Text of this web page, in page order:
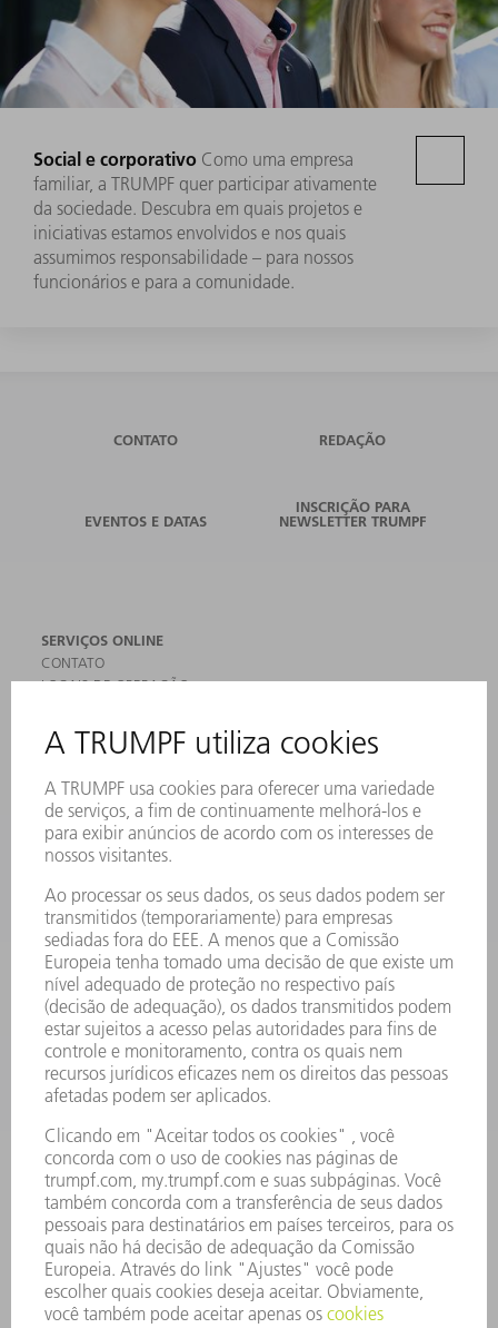
Social e corporativo Como uma empresa
familiar, a TRUMPF quer participar ativamente
da sociedade. Descubra em quais projetos e
iniciativas estamos envolvidos e nos quais
assumimos responsabilidade – para nossos
funcionários e para a comunidade.
CONTATO REDAÇÃO
EVENTOS E DATAS
INSCRIÇÃO PARA
NEWSLETTER TRUMPF
SERVIÇOS ONLINE
CONTATO
LOCAIS DE OPERAÇÃO
ASSINATURA DA NEWSLETTER
FICHAS DE DADOS DE SEGURANÇA
MÁQUINAS & SISTEMAS
LASER
ELETRÔNICA DE POTÊNCIA
FERRAMENTAS ELÉTRICAS
SMART FACTORY
SOFTWARE
SERVIÇOS
APLICAÇÕES
SETORES
EMPRESA
CARREIRA
OFERTAS DE EMPREGO
PERFIL DA EMPRESA
CONSELHO DE ADMINISTRAÇÃO
RELATÓRIO FINANCEIRO ANUAL
PRINCÍPIOS EMPRESARIAIS
COMPLIANCE
SISTEMA DE DENÚNCIAS
SEGURANÇA
COMUNICADOS À IMPRENSA
REVISTAS
SUSTENTABILIDADE
MEIO AMBIENTE E CLIMA
SOCIAL E CORPORATIVO